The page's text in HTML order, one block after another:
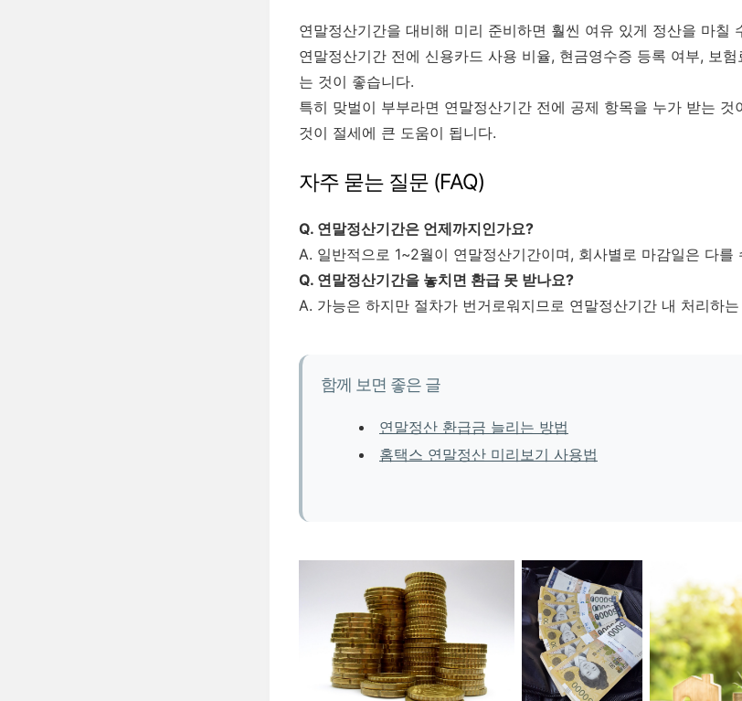
연말정산기간을 대비해 미리 준비하면 훨씬 여유 있게 정산을 마칠
연말정산기간 전에 신용카드 사용 비율, 현금영수증 등록 여부, 보
는 것이 좋습니다.
특히 맞벌이 부부라면 연말정산기간 전에 공제 항목을 누가 받는 것
것이 절세에 큰 도움이 됩니다.
자주 묻는 질문 (FAQ)
Q. 연말정산기간은 언제까지인가요?
A. 일반적으로 1~2월이 연말정산기간이며, 회사별로 마감일은 다를
Q. 연말정산기간을 놓치면 환급 못 받나요?
A. 가능은 하지만 절차가 번거로워지므로 연말정산기간 내 처리하
함께 보면 좋은 글
연말정산 환급금 늘리는 방법
홈택스 연말정산 미리보기 사용법